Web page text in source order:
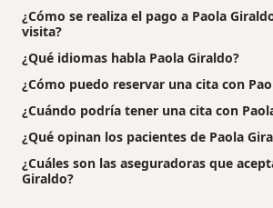
¿Cómo se realiza el pago a Paola
visita?
¿Qué idiomas habla Paola Giraldo?
¿Cómo puedo reservar una cita con
¿Cuándo podría tener una cita con
¿Qué opinan los pacientes de Paola
¿Cuáles son las aseguradoras que
Giraldo?